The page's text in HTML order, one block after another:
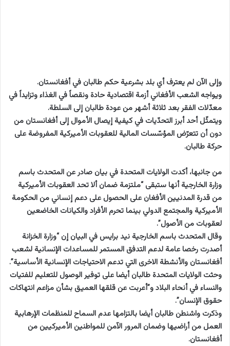
وإلى الآن لم يعترف أي بلد بشرعية حكم طالبان في أفغانستان.
ويواجه الشعب الأفغاني أزمة اقتصادية حادة ونقصاً في الغذاء وتزايداً في
معدّلات الفقر بعد ثلاثة أشهر من عودة طالبان إلى السلطة.
ويتمثّل أحد أبرز التحدّيات في كيفية إيصال الأموال إلى أفغانستان من
دون أن تتعرّض المؤسّسات المالية للعقوبات الأميركية المفروضة على
حركة طالبان.
من جانبها، أكدت الولايات المتحدة في بيان صادر عن المتحدث باسم
وزارة الخارجية أنها ستبقى “ملتزمة ضمان ألا تحد العقوبات الأميركية
من قدرة المدنيين الأفغان على الحصول على دعم إنساني من الحكومة
الأميركية والمجتمع الدولي بينما تحرم الأفراد والكيانات الخاضعين
لعقوبات من الأصول”.
وقال المتحدث باسم الخارجية نيد برايس في البيان إن “وزارة الخزانة
أصدرت رخصا عامة لدعم التدفق المستمر للمساعدات الإنسانية لشعب
أفغانستان والأنشطة الاخرى التي تدعم الاحتياجات الإنسانية الأساسية”.
وحثت الولايات المتحدة طالبان أيضا على توفير الوصول للتعليم للفتيات
والنساء في أنحاء البلاد و”أعربت عن قلقها العميق بشأن مزاعم انتهاكات
حقوق الإنسان”.
وذكرت واشنطن طالبان أيضا بالتزامها عدم السماح للمنظمات الإرهابية
العمل من أراضيها وضمان المرور الآمن للمواطنين الأميركيين من
أفغانستان.